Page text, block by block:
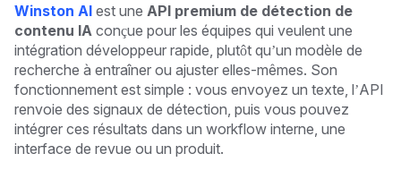
Winston AI est une API premium de détection de
contenu IA conçue pour les équipes qui veulent une
intégration développeur rapide, plutôt qu’un modèle de
recherche à entraîner ou ajuster elles-mêmes. Son
fonctionnement est simple : vous envoyez un texte, l’API
renvoie des signaux de détection, puis vous pouvez
intégrer ces résultats dans un workflow interne, une
interface de revue ou un produit.